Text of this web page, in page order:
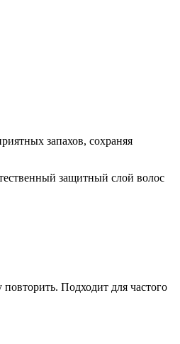
запахов, сохраняя
защитный слой волос
Подходит для частого